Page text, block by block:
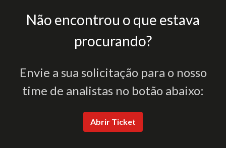
Não encontrou o que estava
procurando?
Envie a sua solicitação para o nosso
time de analistas no botão abaixo:
Abrir Ticket